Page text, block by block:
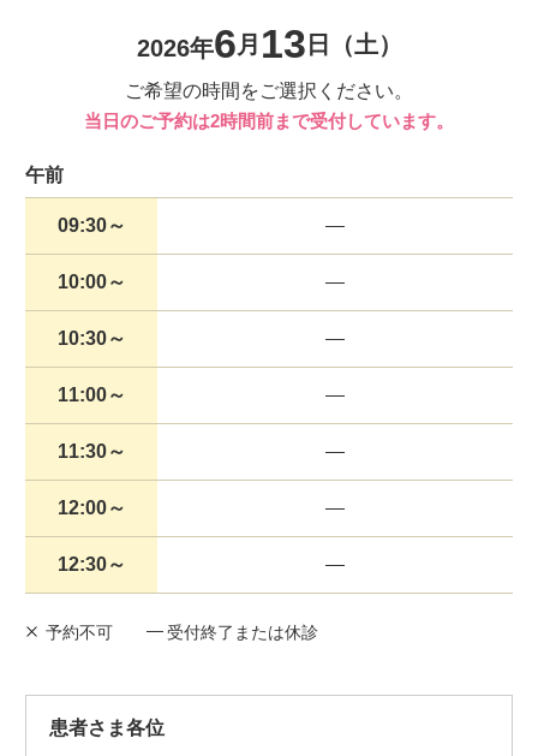
2026年6 月 13 日 （土）
ご希望の時間をご選択ください。
当日のご予約は2時間前まで受付しています。
午前
09:30～
10:00～
10:30～
11:00～
11:30～
12:00～
12:30～
予約不可 受付終了または休診
患者さま各位